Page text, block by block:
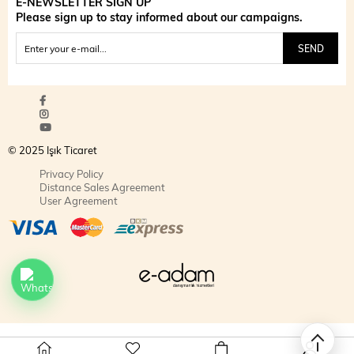
Please sign up to stay informed about our campaigns.
SEND
© 2025 Işık Ticaret
Privacy Policy
Distance Sales Agreement
User Agreement